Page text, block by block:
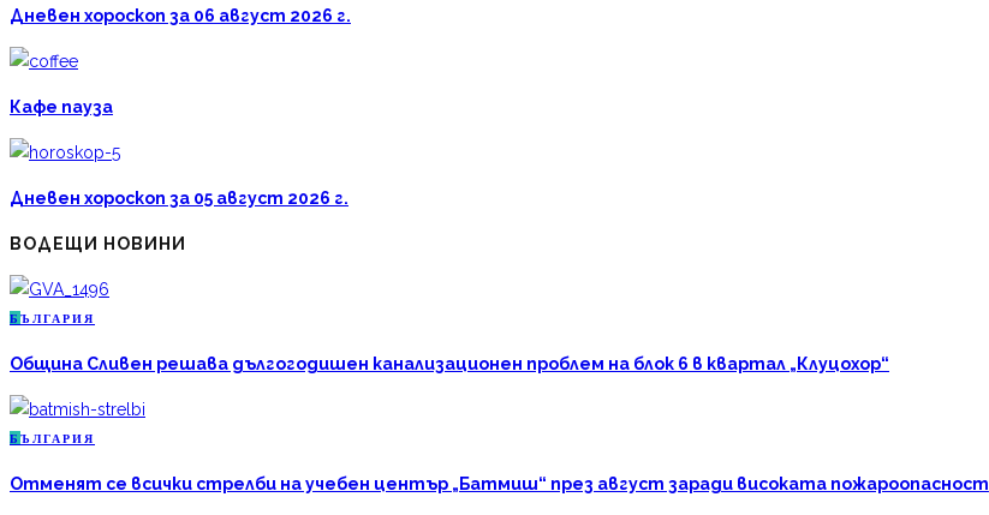
Дневен хороскоп за 06 август 2026 г.
Кафе пауза
Дневен хороскоп за 05 август 2026 г.
ВОДЕЩИ НОВИНИ
Б ЪЛГАРИЯ
Община Сливен решава дългогодишен канализационен проблем на блок 6 в квартал „Клуцохор“
Б ЪЛГАРИЯ
Отменят се всички стрелби на учебен център „Батмиш“ през август заради високата пожароопасност